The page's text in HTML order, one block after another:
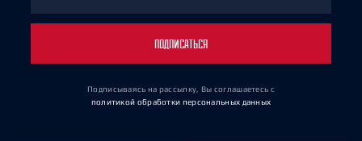
ПОДПИСАТЬСЯ
Подписываясь на рассылку, Вы соглашаетесь с
политикой обработки персональных данных